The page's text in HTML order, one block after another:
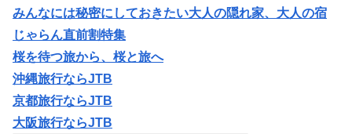
みんなには秘密にしておきたい大人の隠れ家、大人の宿
じゃらん直前割特集
桜を待つ旅から、桜と旅へ
沖縄旅行ならJTB
京都旅行ならJTB
大阪旅行ならJTB